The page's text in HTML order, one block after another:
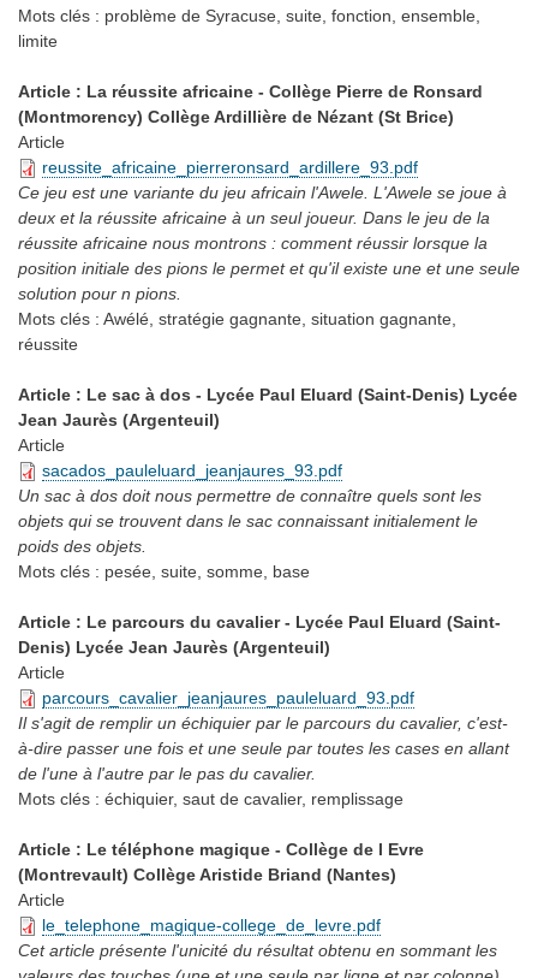
Mots clés : problème de Syracuse, suite, fonction, ensemble,
limite
Article : La réussite africaine - Collège Pierre de Ronsard
(Montmorency) Collège Ardillière de Nézant (St Brice)
Article
reussite_africaine_pierreronsard_ardillere_93.pdf
Ce jeu est une variante du jeu africain l'Awele. L'Awele se joue à
deux et la réussite africaine à un seul joueur. Dans le jeu de la
réussite africaine nous montrons : comment réussir lorsque la
position initiale des pions le permet et qu'il existe une et une seule
solution pour n pions.
Mots clés : Awélé, stratégie gagnante, situation gagnante,
réussite
Article : Le sac à dos - Lycée Paul Eluard (Saint-Denis) Lycée
Jean Jaurès (Argenteuil)
Article
sacados_pauleluard_jeanjaures_93.pdf
Un sac à dos doit nous permettre de connaître quels sont les
objets qui se trouvent dans le sac connaissant initialement le
poids des objets.
Mots clés : pesée, suite, somme, base
Article : Le parcours du cavalier - Lycée Paul Eluard (Saint-
Denis) Lycée Jean Jaurès (Argenteuil)
Article
parcours_cavalier_jeanjaures_pauleluard_93.pdf
Il s'agit de remplir un échiquier par le parcours du cavalier, c'est-
à-dire passer une fois et une seule par toutes les cases en allant
de l'une à l'autre par le pas du cavalier.
Mots clés : échiquier, saut de cavalier, remplissage
Article : Le téléphone magique - Collège de l Evre
(Montrevault) Collège Aristide Briand (Nantes)
Article
le_telephone_magique-college_de_levre.pdf
Cet article présente l'unicité du résultat obtenu en sommant les